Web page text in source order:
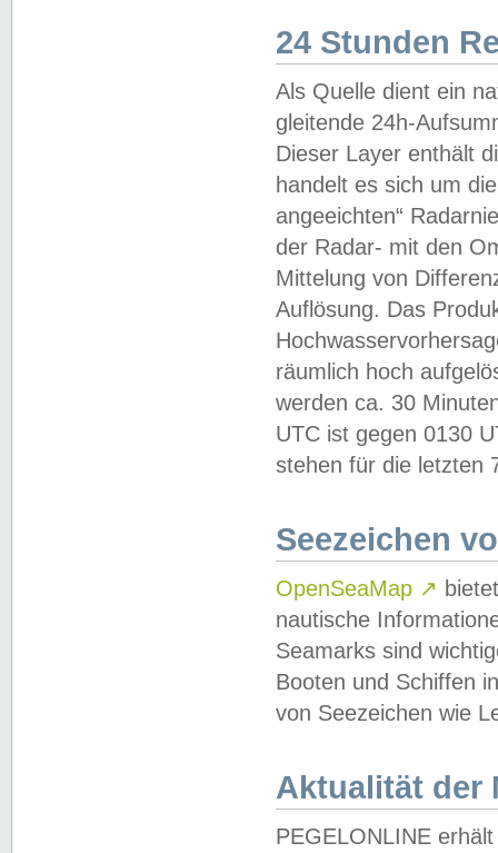
24 Stunden
Als Quelle dient ein
gleitende 24h-
Dieser Layer enthält
handelt es sich um
angeeichten“
der Radar- mit den
Mittelung von
Auflösung. Das
räumlich hoch
werden ca. 30
UTC ist gegen 0130
stehen für die letzten
Seezeichen
OpenSeaMap ↗
nautische
Seamarks sind
Booten und Schiffen
von Seezeichen wie
Aktualität der
PEGELONLINE